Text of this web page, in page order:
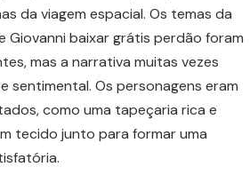
da viagem espacial. Os temas da
Giovanni baixar grátis perdão foram
mas a narrativa muitas vezes
sentimental. Os personagens eram
como uma tapeçaria rica e
tecido junto para formar uma